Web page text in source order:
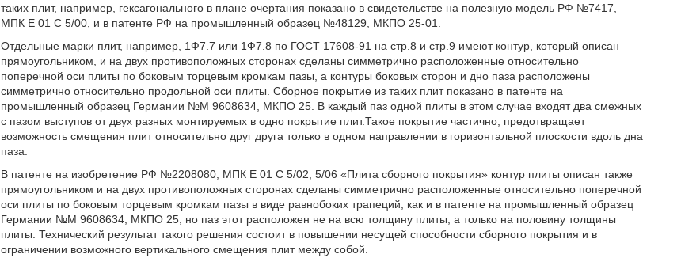
таких плит, например, гексагонального в плане очертания показано в свидетельстве на полезную модель РФ №7417,
МПК Е 01 С 5/00, и в патенте РФ на промышленный образец №48129, МКПО 25-01.
Отдельные марки плит, например, 1Ф7.7 или 1Ф7.8 по ГОСТ 17608-91 на стр.8 и стр.9 имеют контур, который описан
прямоугольником, и на двух противоположных сторонах сделаны симметрично расположенные относительно
поперечной оси плиты по боковым торцевым кромкам пазы, а контуры боковых сторон и дно паза расположены
симметрично относительно продольной оси плиты. Сборное покрытие из таких плит показано в патенте на
промышленный образец Германии №М 9608634, МКПО 25. В каждый паз одной плиты в этом случае входят два смежных
с пазом выступов от двух разных монтируемых в одно покрытие плит.Такое покрытие частично, предотвращает
возможность смещения плит относительно друг друга только в одном направлении в горизонтальной плоскости вдоль дна
паза.
В патенте на изобретение РФ №2208080, МПК Е 01 С 5/02, 5/06 «Плита сборного покрытия» контур плиты описан также
прямоугольником и на двух противоположных сторонах сделаны симметрично расположенные относительно поперечной
оси плиты по боковым торцевым кромкам пазы в виде равнобоких трапеций, как и в патенте на промышленный образец
Германии №М 9608634, МКПО 25, но паз этот расположен не на всю толщину плиты, а только на половину толщины
плиты. Технический результат такого решения состоит в повышении несущей способности сборного покрытия и в
ограничении возможного вертикального смещения плит между собой.